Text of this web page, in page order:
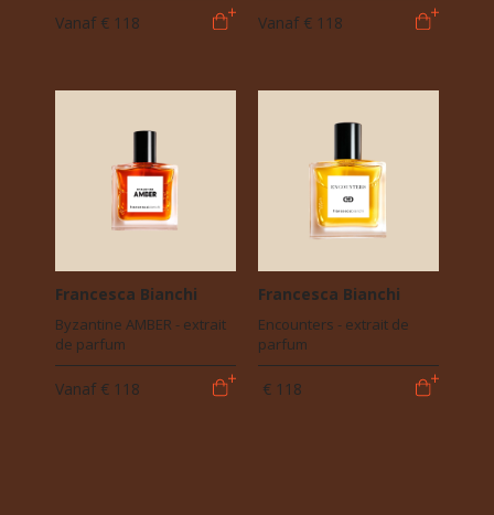
Vanaf € 118 Vanaf € 118
Francesca Bianchi
Byzantine AMBER - extrait
de parfum
Vanaf € 118
Francesca Bianchi
Encounters - extrait de
parfum
€ 118